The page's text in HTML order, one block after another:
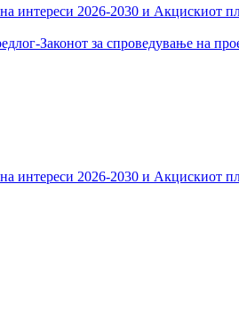
интереси 2026-2030 и Акцискиот
Законот за спроведување на
интереси 2026-2030 и Акцискиот